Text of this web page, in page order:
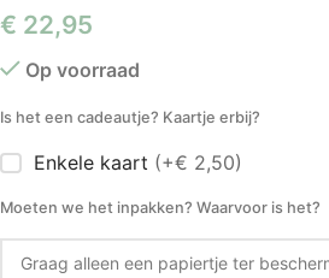
€ 22,95
Op voorraad
Is het een cadeautje? Kaartje erbij?
Enkele kaart (+€ 2,50)
Moeten we het inpakken? Waarvoor is het?